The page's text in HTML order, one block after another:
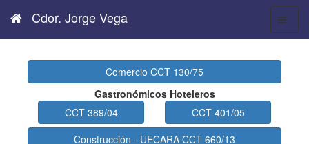
Cdor. Jorge Vega
Comercio CCT 130/75
Gastronómicos Hoteleros
CCT 389/04
CCT 401/05
Construcción - UECARA CCT 660/13